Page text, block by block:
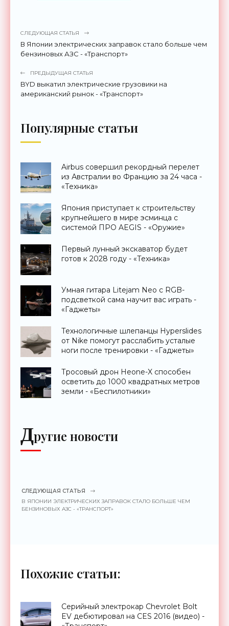
СЛЕДУЮЩАЯ СТАТЬЯ
В Японии электрических заправок стало больше чем
бензиновых АЗС - «Транспорт»
ПРЕДЫДУЩАЯ СТАТЬЯ
BYD выкатил электрические грузовики на
американский рынок - «Транспорт»
Популярные статьи
Airbus совершил рекордный перелет
из Австралии во Францию за 24 часа -
«Техника»
Япония приступает к строительству
крупнейшего в мире эсминца с
системой ПРО AEGIS - «Оружие»
Первый лунный экскаватор будет
готов к 2028 году - «Техника»
Умная гитара Litejam Neo с RGB-
подсветкой сама научит вас играть -
«Гаджеты»
Технологичные шлепанцы Hyperslides
от Nike помогут расслабить усталые
ноги после тренировки - «Гаджеты»
Тросовый дрон Heone-X способен
осветить до 1000 квадратных метров
земли - «Беспилотники»
Другие новости
СЛЕДУЮЩАЯ СТАТЬЯ
В ЯПОНИИ ЭЛЕКТРИЧЕСКИХ ЗАПРАВОК СТАЛО БОЛЬШЕ ЧЕМ
БЕНЗИНОВЫХ АЗС - «ТРАНСПОРТ»
Похожие статьи:
Серийный электрокар Chevrolet Bolt
EV дебютировал на CES 2016 (видео) -